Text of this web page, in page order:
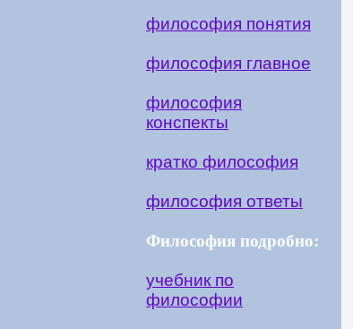
философия понятия
философия главное
философия
конспекты
кратко философия
философия ответы
Философия подробно:
учебник по
философии